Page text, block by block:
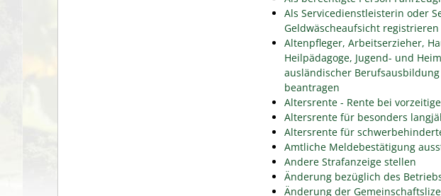
Als Servicedienstleisterin oder
Geldwäscheaufsicht registrieren
Altenpfleger, Arbeitserzieher,
Heilpädagoge, Jugend- und
ausländischer
beantragen
Altersrente - Rente bei
Altersrente für besonders
Altersrente für
Amtliche Meldebestätigung
Andere Strafanzeige stellen
Änderung bezüglich des
Änderung der